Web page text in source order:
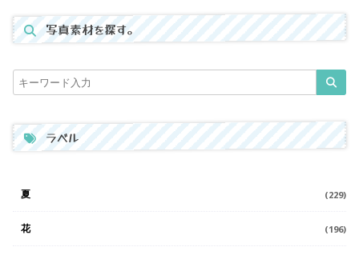
写真素材を探す。
ラベル
夏 (229)
花 (196)